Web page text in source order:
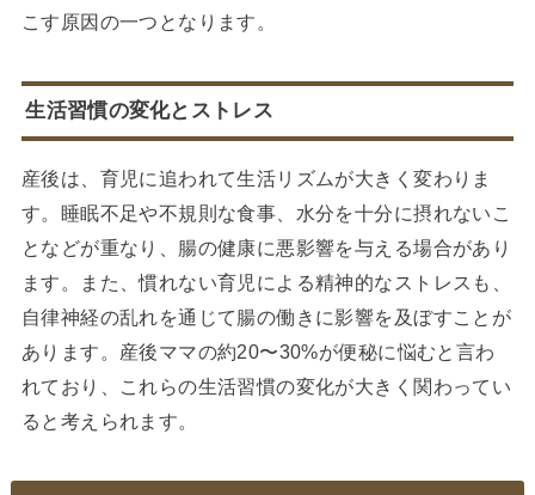
こす原因の一つとなります。
生活習慣の変化とストレス
産後は、育児に追われて生活リズムが大きく変わりま
す。睡眠不足や不規則な食事、水分を十分に摂れないこ
となどが重なり、腸の健康に悪影響を与える場合があり
ます。また、慣れない育児による精神的なストレスも、
自律神経の乱れを通じて腸の働きに影響を及ぼすことが
あります。産後ママの約20〜30%が便秘に悩むと言わ
れており、これらの生活習慣の変化が大きく関わってい
ると考えられます。